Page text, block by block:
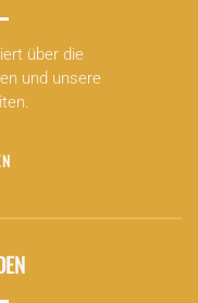
über die
und unsere